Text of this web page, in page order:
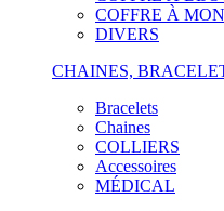
COFFRE À
DIVERS
CHAINES,
Bracelets
Chaines
COLLIERS
Accessoires
MÉDICAL